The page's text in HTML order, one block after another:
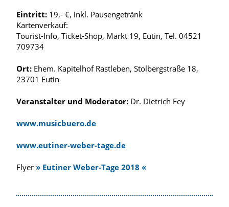
Eintritt: 19,- €, inkl. Pausengetränk
Kartenverkauf:
Tourist-Info, Ticket-Shop, Markt 19, Eutin, Tel. 04521
709734
Ort: Ehem. Kapitelhof Rastleben, Stolbergstraße 18,
23701 Eutin
Veranstalter und Moderator: Dr. Dietrich Fey
www.musicbuero.de
www.eutiner-weber-tage.de
Flyer » Eutiner Weber-Tage 2018 «